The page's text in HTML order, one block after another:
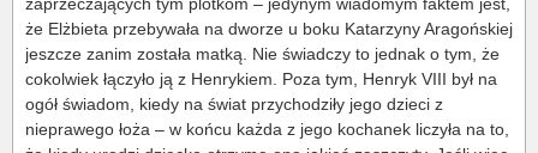
że Elżbieta przebywała na dworze u boku Katarzyny Aragońskiej
jeszcze zanim została matką. Nie świadczy to jednak o tym, że
cokolwiek łączyło ją z Henrykiem. Poza tym, Henryk VIII był na
ogół świadom, kiedy na świat przychodziły jego dzieci z
nieprawego łoża – w końcu każda z jego kochanek liczyła na to,